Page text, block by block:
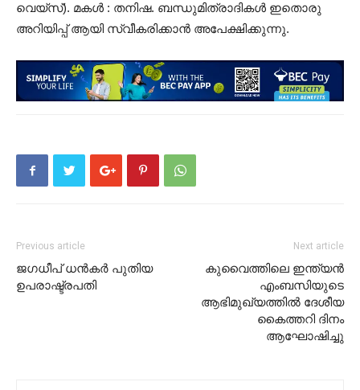
വെയ്സ്). മകള്‍ : തനിഷ. ബന്ധുമിത്രാദികള്‍ ഇതൊരു
അറിയിപ്പ് ആയി സ്വീകരിക്കാന്‍ അപേക്ഷിക്കുന്നു.
Previous article
ജഗധീപ് ധന്‍കര്‍ പുതിയ
ഉപരാഷ്ട്രപതി
Next article
കുവൈത്തിലെ ഇന്ത്യൻ
എംബസിയുടെ
ആഭിമുഖ്യത്തിൽ ദേശീയ
കൈത്തറി ദിനം
ആഘോഷിച്ചു